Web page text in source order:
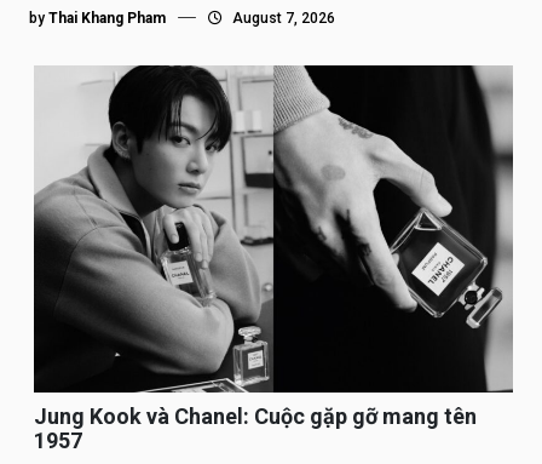
by Thai Khang Pham August 7, 2026
Jung Kook và Chanel: Cuộc gặp gỡ mang tên
1957